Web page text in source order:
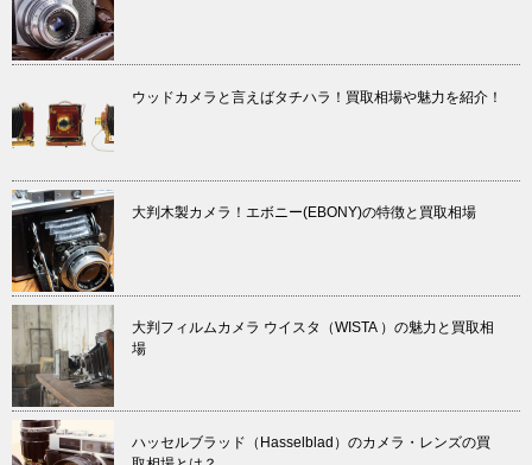
ウッドカメラと言えばタチハラ！買取相場や魅力を紹介！
大判木製カメラ！エボニー(EBONY)の特徴と買取相場
大判フィルムカメラ ウイスタ（WISTA ）の魅力と買取相
場
ハッセルブラッド（Hasselblad）のカメラ・レンズの買